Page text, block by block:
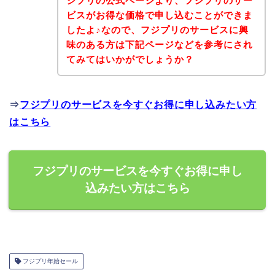
ビスがお得な価格で申し込むことができま
したよ♪なので、フジプリのサービスに興
味のある方は下記ページなどを参考にされ
てみてはいかがでしょうか？
⇒フジプリのサービスを今すぐお得に申し込みたい方
はこちら
フジプリのサービスを今すぐお得に申し
込みたい方はこちら
フジプリ年始セール